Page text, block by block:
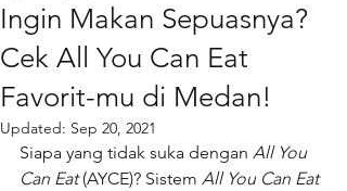
Ingin Makan Sepuasnya?
Cek All You Can Eat
Favorit-mu di Medan!
Updated: Sep 20, 2021
Siapa yang tidak suka dengan All You
Can Eat (AYCE)? Sistem All You Can Eat